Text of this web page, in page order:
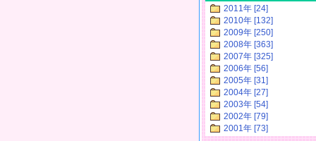
2011年 [24]
2010年 [132]
2009年 [250]
2008年 [363]
2007年 [325]
2006年 [56]
2005年 [31]
2004年 [27]
2003年 [54]
2002年 [79]
2001年 [73]